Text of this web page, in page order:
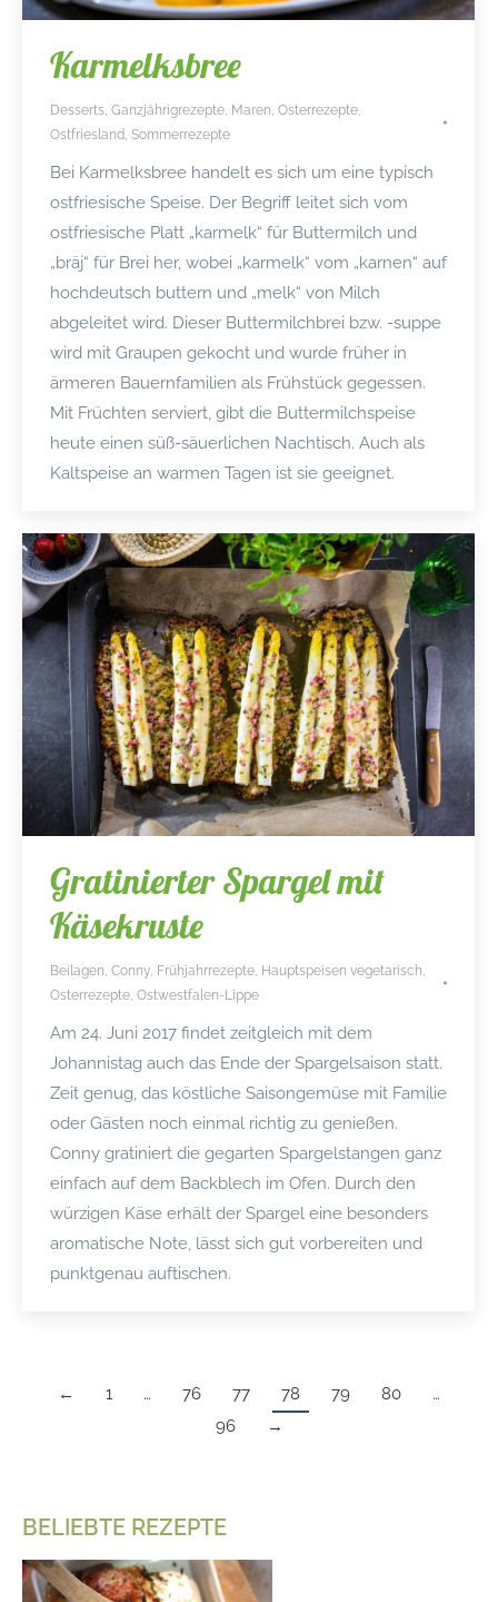
Karmelksbree
Desserts, Ganzjährigrezepte, Maren, Osterrezepte,
Ostfriesland, Sommerrezepte
Bei Karmelksbree handelt es sich um eine typisch
ostfriesische Speise. Der Begriff leitet sich vom
ostfriesische Platt „karmelk“ für Buttermilch und
„bräj“ für Brei her, wobei „karmelk“ vom „karnen“ auf
hochdeutsch buttern und „melk“ von Milch
abgeleitet wird. Dieser Buttermilchbrei bzw. -suppe
wird mit Graupen gekocht und wurde früher in
ärmeren Bauernfamilien als Frühstück gegessen.
Mit Früchten serviert, gibt die Buttermilchspeise
heute einen süß-säuerlichen Nachtisch. Auch als
Kaltspeise an warmen Tagen ist sie geeignet.
Gratinierter Spargel mit
Käsekruste
Beilagen Conny Frühjahrrezepte Hauptspeisen vegetarisch
Osterrezepte Ostwestfalen-Lippe
Am 24. Juni 2017 findet zeitgleich mit dem
Johannistag auch das Ende der Spargelsaison statt.
Zeit genug, das köstliche Saisongemüse mit Familie
oder Gästen noch einmal richtig zu genießen.
Conny gratiniert die gegarten Spargelstangen ganz
einfach auf dem Backblech im Ofen. Durch den
würzigen Käse erhält der Spargel eine besonders
aromatische Note, lässt sich gut vorbereiten und
punktgenau auftischen.
← 1 … 76 77 78 79 80
…
96
→
BELIEBTE REZEPTE